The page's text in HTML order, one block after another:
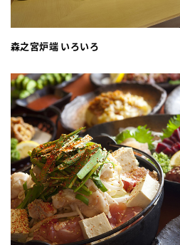
森之宮炉端 いろいろ